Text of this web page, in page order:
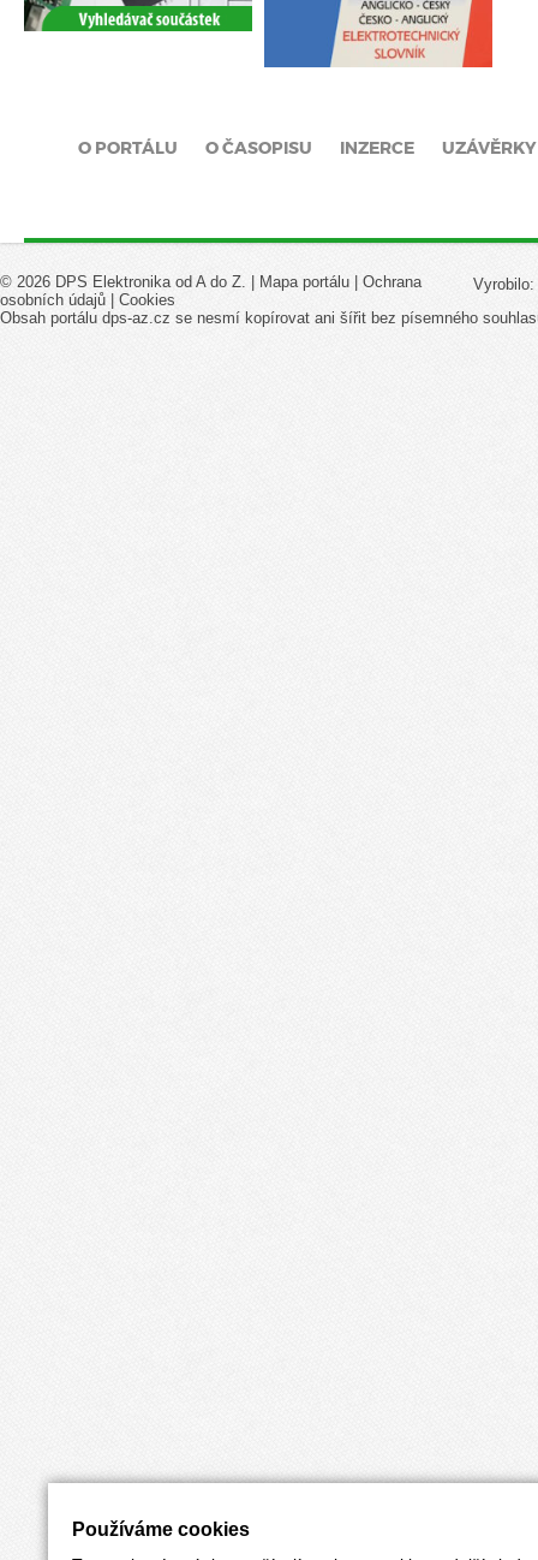
O PORTÁLU O ČASOPISU INZERCE UZÁVĚRKY
Vyrobilo:
© 2026 DPS Elektronika od A do Z. | Mapa portálu
Ochrana
osobních údajů
Cookies
Obsah portálu dps-az.cz se nesmí kopírovat ani šířit bez písemného
Používáme cookies